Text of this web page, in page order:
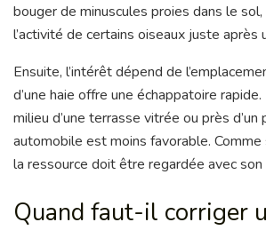
bouger de minuscules proies dans le
l’activité de certains oiseaux juste après
Ensuite, l’intérêt dépend de
d’une haie offre une échappatoire
milieu d’une terrasse vitrée ou près d’un
automobile est moins favorable. Comme
la ressource doit être regardée avec
Quand faut-il corriger